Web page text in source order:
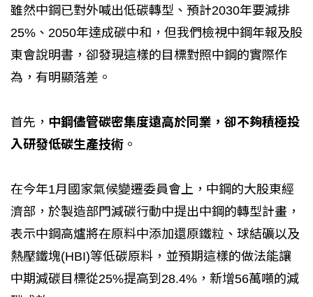
雖然中鋼已對外喊出低碳轉型、預計2030年要減排
25%、2050年達成碳中和，但我們檢視中鋼年報及股
東會說明書，卻發現這樣的目標對照中鋼的實際作
為，有明顯落差。
首先， 中鋼儘管碳密集度遠高於同業，卻不夠積極投
入研發低碳生產技術 。
在今年1月國家氣候變遷委員會上，中鋼的大股東經
濟部，於製造部門減碳行動中提出中鋼的轉型計畫，
表示中鋼高爐將在原料中添加還原鐵粒、球結礦以及
熱壓鐵塊(HBI)等低碳原料，並預期這樣的做法能讓
中期減碳目標從25%提高到28.4%，新增56萬噸的減